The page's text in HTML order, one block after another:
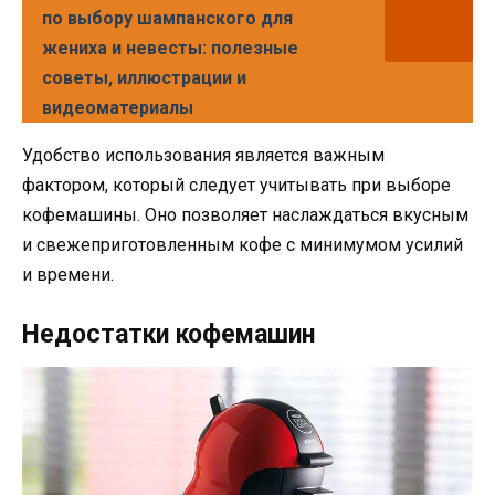
по выбору шампанского для
жениха и невесты: полезные
советы, иллюстрации и
видеоматериалы
Удобство использования является важным
фактором, который следует учитывать при выборе
кофемашины. Оно позволяет наслаждаться вкусным
и свежеприготовленным кофе с минимумом усилий
и времени.
Недостатки кофемашин